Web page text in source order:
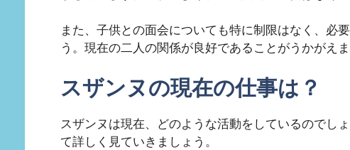
また、子供との面会についても特に制限はなく、必
う。現在の二人の関係が良好であることがうかがえま
スザンヌの現在の仕事は？
スザンヌは現在、どのような活動をしているのでし
て詳しく見ていきましょう。